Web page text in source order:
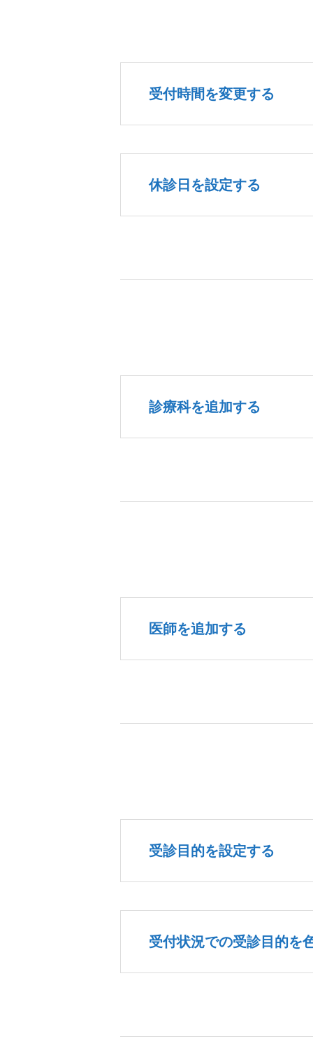
受付時間を変更する
休診日を設定する
診療科を追加する
医師を追加する
受診目的を設定する
受付状況での受診目的を